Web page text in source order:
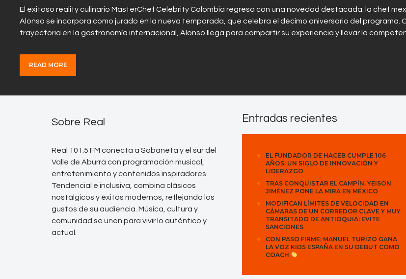
El exitoso reality culinario MasterChef Celebrity Colombia regresa con una novedad destacada: la chef
Alonso se incorpora como jurado en la nueva temporada, que celebra el décimo aniversario del programa.
trayectoria en la gastronomía internacional, Alonso llega para compartir su experiencia y llevar la
READ MORE
Sobre Real
Real 101.5 FM conecta a Sabaneta y el sur del
Valle de Aburrá con programación musical,
entretenimiento y contenidos inspiradores.
Tendencial e inclusiva, combina clásicos
nostálgicos y éxitos modernos, reflejando los
gustos de su audiencia. Música, cultura y
comunidad se unen para vivir lo auténtico y
actual.
Entradas recientes
EL FUNDADOR DE HACEB CUMPLE 106
AÑOS: UN SIGLO DE INNOVACIÓN Y
LIDERAZGO
TRAS CONQUISTAR EL CAMPÍN, YEISON
JIMÉNEZ PONE LA MIRA EN MÉXICO
MODIFICAN LÍMITES DE VELOCIDAD EN
CÁMARAS DE UN CORREDOR CLAVE Y MUY
TRANSITADO DE ANTIOQUIA: EVITE
SANCIONES
CON PASO FIRME: MANUEL TURIZO GANA
LA VOZ KIDS ESPAÑA EN SU DEBUT COMO
COACH